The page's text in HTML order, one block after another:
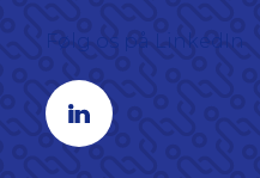
Linkedin profil